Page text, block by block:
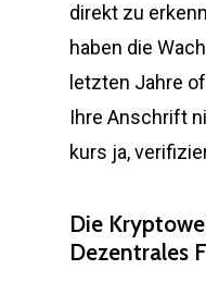
direkt zu
haben die
letzten Jahre
Ihre Anschrift
kurs ja,
Die
Dezentrales